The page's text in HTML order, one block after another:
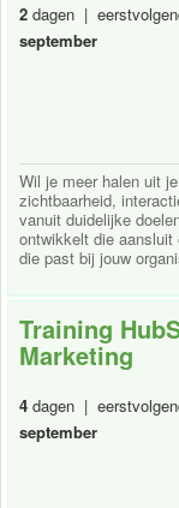
2 dagen |
september
Wil je meer halen uit
zichtbaarheid,
vanuit duidelijke
ontwikkelt die
die past bij jouw
Training
Marketing
4 dagen |
september